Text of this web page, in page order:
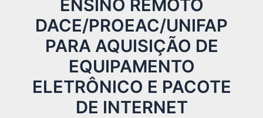
ENSINO REMOTO
DACE/PROEAC/UNIFAP
PARA AQUISIÇÃO DE
EQUIPAMENTO
ELETRÔNICO E PACOTE
DE INTERNET